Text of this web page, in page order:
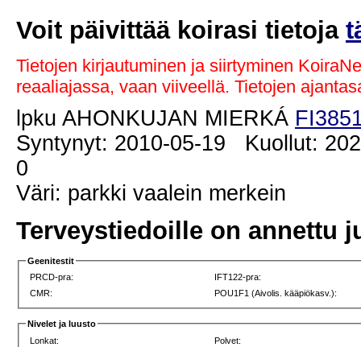
Voit päivittää koirasi tietoja
Tietojen kirjautuminen ja siirtyminen
reaaliajassa, vaan viiveellä. Tietojen
lpku AHONKUJAN MIERKÁ
Syntynyt: 2010-05-19 Kuollut:
0
Väri: parkki vaalein merkein
Terveystiedoille on annettu
Geenitestit
PRCD-pra:
IFT122-pra:
CMR:
POU1F1 (Aivolis. kääpiökasv.):
Nivelet ja luusto
Lonkat:
Polvet: